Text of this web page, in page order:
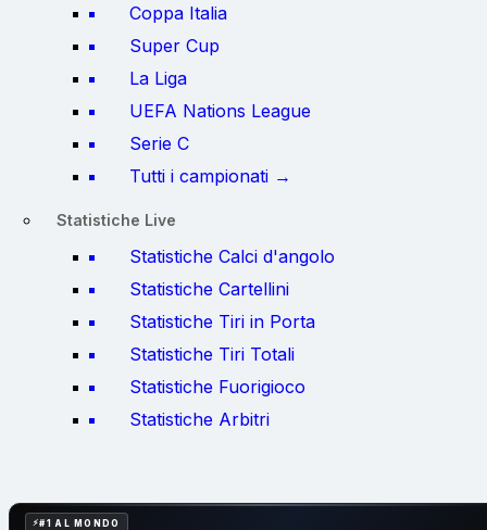
Coppa Italia
Super Cup
La Liga
UEFA Nations League
Serie C
Tutti i campionati →
Statistiche Live
Statistiche Calci d'angolo
Statistiche Cartellini
Statistiche Tiri in Porta
Statistiche Tiri Totali
Statistiche Fuorigioco
Statistiche Arbitri
#1 AL MONDO